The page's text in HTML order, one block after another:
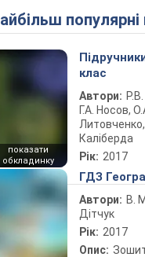
Найбільш популярні
показати
обкладинку
клас
Автори:
Г.А. Носов,
Каліберда
Рік: 2017
ГДЗ
Автори: В.
Дітчук
Рік: 2017
Опис: